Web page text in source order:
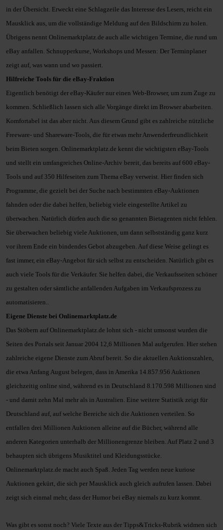
in der Übersicht. Erweckt eine Schlagzeile das Interesse des Lesers, reicht ein
Mausklick aus, um die vollständige Meldung auf den Bildschirm zu holen.
Übrigens nennt Onlinemarktplatz.de auch alle wichtigen Termine, die rund um
eBay anfallen. Schnupperkurse, Workshops und Messen: Der Terminplaner
zeigt auf, was wann und wo passiert.
Hilfreiche Tools für die eBay-Fraktion
Eigentlich benötigt der eBay-Käufer nur einen Web-Browser, um zum Zuge zu
kommen. Schließlich lassen sich alle Vorgänge direkt im Browser abarbeiten.
Komfortabel ist das aber nicht. Aus diesem Grund gibt es zahlreiche nützliche
Freeware- und Shareware-Tools, die für etwas mehr Anwenderfreundlichkeit
beim Bieten sorgen. Onlinemarktplatz.de kennt die wichtigsten eBay-Tools
und stellt ein umfangreiches Online-Archiv bereit, das bereits auf 600 eBay-
Tools und auf 350 Hilfeseiten zum Thema eBay verweist. Hier finden sich
Programme, die gezielt bei der Suche nach bestimmten eBay-Auktionen
fahnden oder die dabei helfen, beliebig viele eingestellte Artikel zu
überwachen. Natürlich dürfen auch die so genannten Bietagenten nicht fehlen.
Sie überwachen beliebig viele Auktionen, um dann selbstständig ganz kurz
vor ihrem Ende ein bindendes Gebot abzugeben. Auf diese Weise gelingt es
fast immer, ein eBay-Angebot für sich selbst zu entscheiden. Natürlich gibt es
auch viele Tools für die Verkäufer. Sie helfen dabei, die Verkaufsseiten schöner
zu gestalten oder sämtliche anfallenden Aufgaben im Verkaufsprozess zu
automatisieren..
Eigene Dienste bei Onlinemarktplatz.de
Das Stöbern auf Onlinemarktplatz.de lohnt sich - nicht umsonst wurden die
Seiten des Portals seit Januar 2004 12,6 Millionen Mal aufgerufen. Hier stehen
zahlreiche eigene Dienste zum Abruf bereit. So die aktuellen Auktionszahlen,
die etwa Anfang August belegen, dass in Amerika 14.857.956 Auktionen
gleichzeitig online sind, während es in Deutschland 8.170.598 Millionen sind
- und damit zehn Mal mehr als in Australien. Eine weitere Statistik zeigt für
Deutschland auf, auf welche Bereiche sich die Auktionen verteilen. So
entfallen drei Millionen Auktionen alleine auf die Bücher, während alle
anderen Kategorien unterhalb der Millionengrenze bleiben. Auf Platz 2 und 3
behaupten sich übrigens Musiktitel und Kleidungsstücke.
Onlinemarktplatz.de macht auch Spaß. Jeden Tag werden neue kuriose
Auktionen gekürt, die sich per Mausklick auch gleich aufrufen lassen. Dabei
zeigt sich einmal mehr, dass der Humor bei eBay niemals zu kurz kommt.
Was gibt es sonst noch? Viele Texte aus der Tipps&Tricks-Rubrik widmen sich